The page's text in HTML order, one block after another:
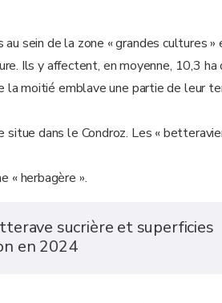
sein de la zone « grandes cultures
Ils y affectent, en moyenne, 10,3 ha
la moitié emblave une partie de leur
dans le Condroz. Les «
« herbagère ».
sucrière et superficies
en 2024